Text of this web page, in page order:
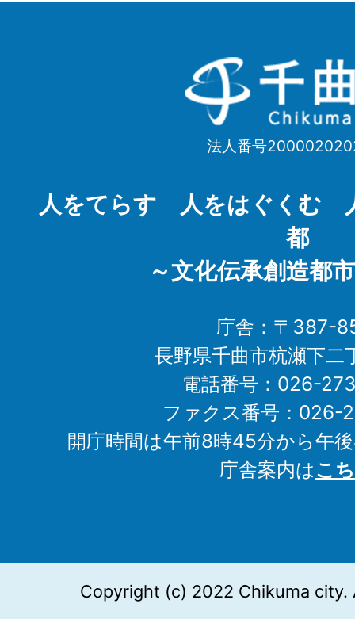
千
曲
Chikuma
法人番号
人をてらす 人をはぐくむ
都
～文化伝承創造都
庁舎：〒387-
長野県千曲市杭瀬下二
電話番号：026-
ファクス番号：026-
開庁時間は午前8時45分から午
庁舎案内はこ
Copyright (c) 2022 Chikuma city.